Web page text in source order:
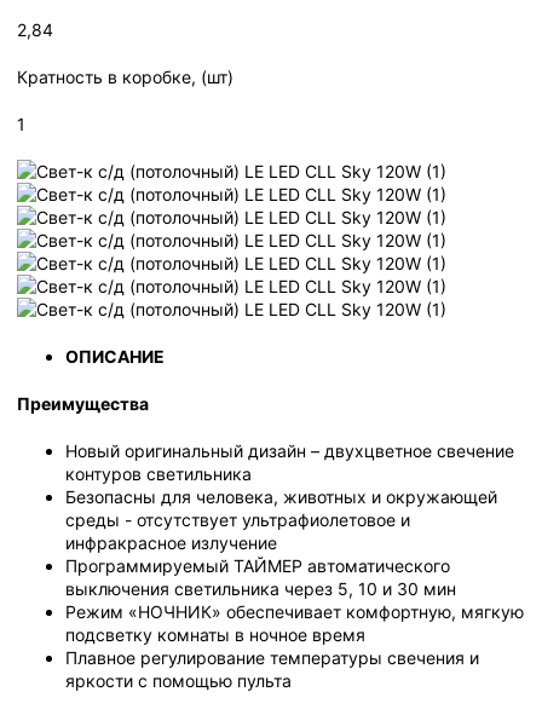
2,84
Кратность в коробке, (шт)
1
ОПИСАНИЕ
Преимущества
Новый оригинальный дизайн – двухцветное свечение
контуров светильника
Безопасны для человека, животных и окружающей
среды - отсутствует ультрафиолетовое и
инфракрасное излучение
Программируемый ТАЙМЕР автоматического
выключения светильника через 5, 10 и 30 мин
Режим «НОЧНИК» обеспечивает комфортную, мягкую
подсветку комнаты в ночное время
Плавное регулирование температуры свечения и
яркости с помощью пульта